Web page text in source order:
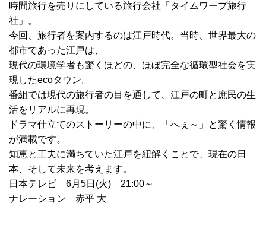
時間旅行を売りにしている旅行会社「タイムワープ旅行
社」。
今回、旅行者を案内するのは江戸時代。当時、世界最大の
都市であった江戸は、
現代の環境学者も驚くほどの、ほぼ完全な循環型社会を実
現したecoタウン。
番組では現代の旅行者の目を通して、江戸の町と庶民の生
活をリアルに再現。
ドラマ仕立てのストーリーの中に、「へぇ～」と驚く情報
が満載です。
知恵と工夫に満ちていた江戸を紐解くことで、現在の日
本、そして未来を考えます。
日本テレビ 6月5日(火) 21:00～
ナレーション 赤平 大